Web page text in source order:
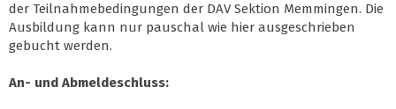
der Teilnahmebedingungen der DAV Sektion Memmingen. Die
Ausbildung kann nur pauschal wie hier ausgeschrieben
gebucht werden.
An- und Abmeldeschluss: